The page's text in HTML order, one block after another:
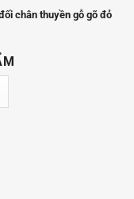
chân thuyền gỗ gõ đỏ